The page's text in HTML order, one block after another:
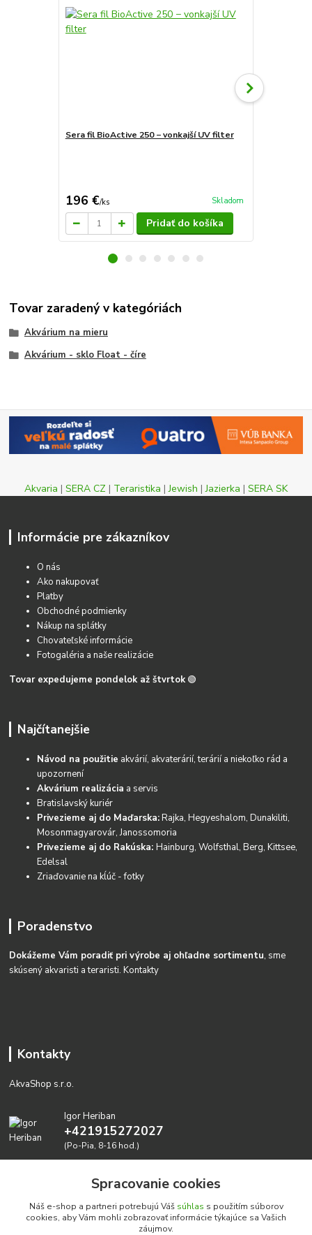
Sera fil BioActive 250 − vonkajší UV filter
196 €/ks Skladom
Pridať do košíka
Tovar zaradený v kategóriách
Akvárium na mieru
Akvárium - sklo Float - číre
Akvaria | SERA CZ | Teraristika |Jewish |Jazierka | SERA SK
Informácie pre zákazníkov
O nás
Ako nakupovať
Platby
Obchodné podmienky
Nákup na splátky
Chovateľské informácie
Fotogaléria a naše realizácie
Tovar expedujeme pondelok až štvrtok 🟢
Najčítanejšie
Návod na použitie akvárií, akvaterárií, terárií a niekoľko rád a
upozornení
Akvárium realizácia a servis
Bratislavský kuriér
Privezieme aj do Maďarska:Rajka, Hegyeshalom, Dunakiliti,
Mosonmagyarovár, Janossomoria
Privezieme aj do Rakúska:Hainburg, Wolfsthal, Berg, Kittsee,
Edelsal
Zriaďovanie na kĺúč - fotky
Poradenstvo
Dokážeme Vám poradiť pri výrobe aj ohľadne sortimentu, sme
skúsený akvaristi a teraristi.Kontakty
Kontakty
AkvaShop s.r.o.
Igor Heriban
+421915272027
(Po-Pia, 8-16 hod.)
Spracovanie cookies
Náš e-shop a partneri potrebujú Váš súhlas s použitím súborov
cookies, aby Vám mohli zobrazovať informácie týkajúce sa Vašich
záujmov.